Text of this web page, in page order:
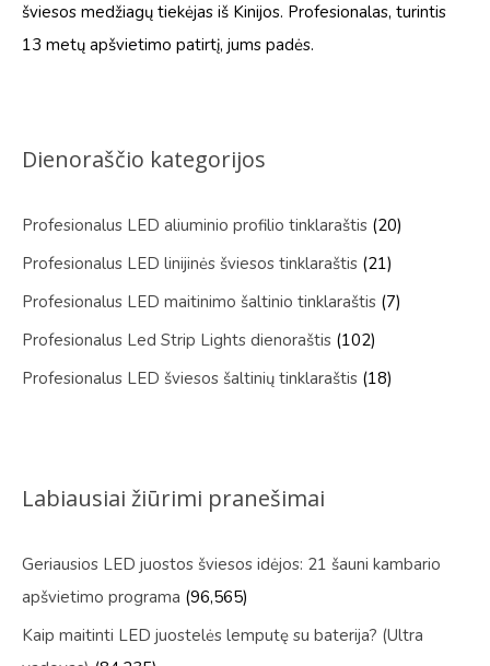
šviesos medžiagų tiekėjas iš Kinijos. Profesionalas, turintis
13 metų apšvietimo patirtį, jums padės.
Dienoraščio kategorijos
Profesionalus LED aliuminio profilio tinklaraštis (20)
Profesionalus LED linijinės šviesos tinklaraštis (21)
Profesionalus LED maitinimo šaltinio tinklaraštis (7)
Profesionalus Led Strip Lights dienoraštis (102)
Profesionalus LED šviesos šaltinių tinklaraštis (18)
Labiausiai žiūrimi pranešimai
Geriausios LED juostos šviesos idėjos: 21 šauni kambario
apšvietimo programa (96,565)
Kaip maitinti LED juostelės lemputę su baterija? (Ultra